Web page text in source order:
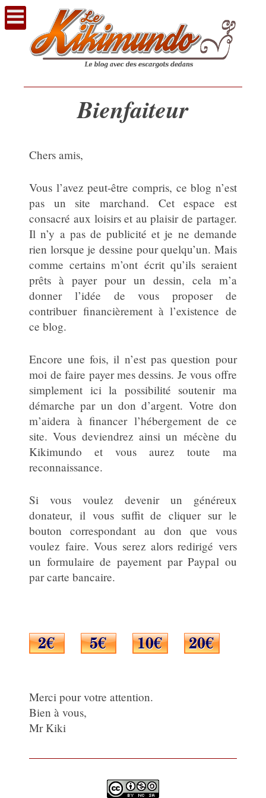
Voir
contenu
Bienfaiteur
Chers amis,
Vous l’avez peut-être compris, ce blog n’est
pas un site marchand. Cet espace est
consacré aux loisirs et au plaisir de partager.
Il n’y a pas de publicité et je ne demande
rien lorsque je dessine pour quelqu’un. Mais
comme certains m’ont écrit qu’ils seraient
prêts à payer pour un dessin, cela m’a
donner l’idée de vous proposer de
contribuer financièrement à l’existence de
ce blog.
Encore une fois, il n’est pas question pour
moi de faire payer mes dessins. Je vous offre
simplement ici la possibilité soutenir ma
démarche par un don d’argent. Votre don
m’aidera à financer l’hébergement de ce
site. Vous deviendrez ainsi un mécène du
Kikimundo et vous aurez toute ma
reconnaissance.
Si vous voulez devenir un généreux
donateur, il vous suffit de cliquer sur le
bouton correspondant au don que vous
voulez faire. Vous serez alors redirigé vers
un formulaire de payement par Paypal ou
par carte bancaire.
Merci pour votre attention.
Bien à vous,
Mr Kiki